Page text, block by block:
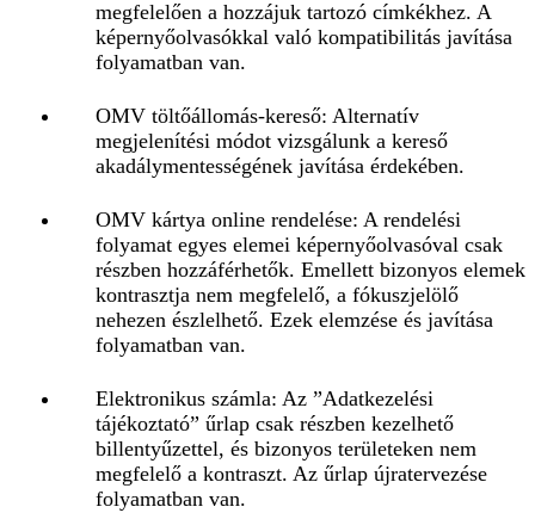
megfelelően a hozzájuk tartozó címkékhez. A
képernyőolvasókkal való kompatibilitás javítása
folyamatban van.
OMV töltőállomás‑kereső: Alternatív
megjelenítési módot vizsgálunk a kereső
akadálymentességének javítása érdekében.
OMV kártya online rendelése: A rendelési
folyamat egyes elemei képernyőolvasóval csak
részben hozzáférhetők. Emellett bizonyos elemek
kontrasztja nem megfelelő, a fókuszjelölő
nehezen észlelhető. Ezek elemzése és javítása
folyamatban van.
Elektronikus számla: Az ”Adatkezelési
tájékoztató” űrlap csak részben kezelhető
billentyűzettel, és bizonyos területeken nem
megfelelő a kontraszt. Az űrlap újratervezése
folyamatban van.